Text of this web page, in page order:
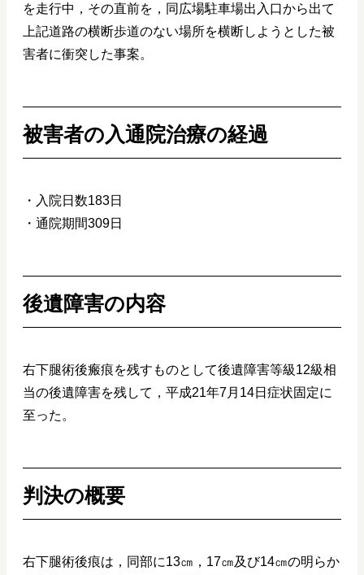
を走行中，その直前を，同広場駐車場出入口から出て
上記道路の横断歩道のない場所を横断しようとした被
害者に衝突した事案。
被害者の入通院治療の経過
・入院日数183日
・通院期間309日
後遺障害の内容
右下腿術後瘢痕を残すものとして後遺障害等級12級相
当の後遺障害を残して，平成21年7月14日症状固定に
至った。
判決の概要
右下腿術後痕は，同部に13㎝，17㎝及び14㎝の明らか